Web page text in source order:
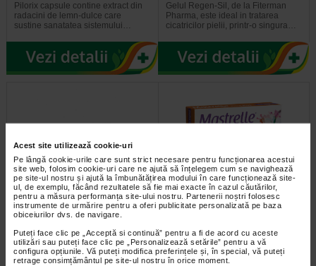
Acest site utilizează cookie-uri
Pe lângă cookie-urile care sunt strict necesare pentru funcționarea acestui
site web, folosim cookie-uri care ne ajută să înțelegem cum se navighează
pe site-ul nostru și ajută la îmbunătățirea modului în care funcționează site-
ul, de exemplu, făcând rezultatele să fie mai exacte în cazul căutărilor,
pentru a măsura performanța site-ului nostru. Partenerii noștri folosesc
instrumente de urmărire pentru a oferi publicitate personalizată pe baza
obiceiurilor dvs. de navigare.
Puteți face clic pe „Acceptă si continuă” pentru a fi de acord cu aceste
utilizări sau puteți face clic pe „Personalizează setările” pentru a vă
configura opțiunile. Vă puteți modifica preferințele și, în special, vă puteți
retrage consimțământul pe site-ul nostru în orice moment.
Pilorix capsule contine extract din
radacini de lemn-dulce care
sustine sanatatea sistemului…
Gelul Regen-Sil, de la Fiterman
Pharma, este ideal in tratarea
cicatricilor pielii, printr-o singura…
Alle 10 mg 250 UI crema, 35 g
Produs eficient in tratamentul
afectiunilor de natura venoasa.
Actiune sinergica…
Mastrelle Flora Plus dus
vaginal X 10 plicuri
Mastrelle Flora Plus dus vaginal
este un produs cu actiune delicata
de curatare intravaginala, cu rol…